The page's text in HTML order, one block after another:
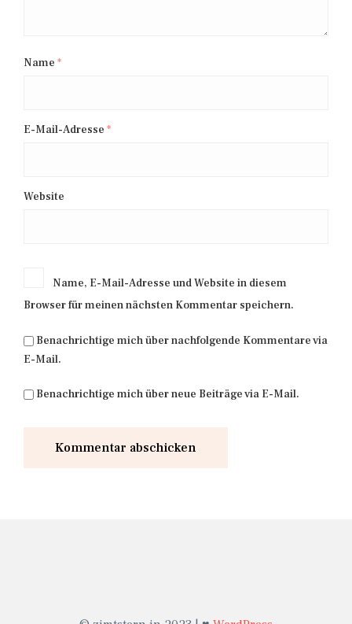
Name *
E-Mail-Adresse *
Website
Name, E-Mail-Adresse und Website in diesem
Browser für meinen nächsten Kommentar speichern.
Benachrichtige mich über nachfolgende Kommentare via
E-Mail.
Benachrichtige mich über neue Beiträge via E-Mail.